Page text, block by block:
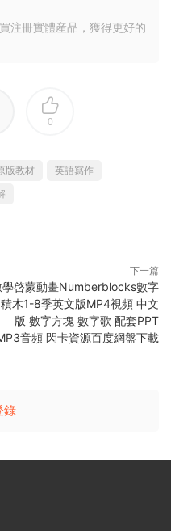
注冊實體産品，獲得更好的
0
版教材
英語寫作
下一篇
學啓蒙動畫Numberblocks數字
積木1-8季英文版MP4視頻 中文
版 數字方塊 數字歌 配套PPT
音頻 閃卡資源百度網盤下載
錄